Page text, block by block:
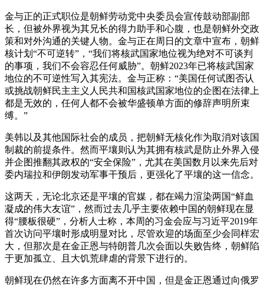
金与正的正式职位是朝鲜劳动党中央委员会宣传鼓动部副部
长，但被外界视为其兄长的得力助手和心腹，也是朝鲜外交政
策和对外沟通的关键人物。金与正在周日的文章中宣布，朝鲜
核计划“不可逆转”，“我们将核武国家地位视为绝对不可谈判
的事项，我们不会容忍任何威胁”。朝鲜2023年已将核武国家
地位的不可逆性写入其宪法。金与正称：“美国任何试图否认
或挑战朝鲜民主主义人民共和国核武国家地位的企图在法律上
都是无效的，任何人都不会被华盛顿单方面的修辞声明所束
缚。”
美韩以及其他国际社会的成员，把朝鲜无核化作为取消对该国
制裁的前提条件。然而平壤则认为其拥有核武是防止外界入侵
并企图推翻其政权的“安全保险”，尤其在美国数月以来先后对
委内瑞拉和伊朗发动军事干预后，更强化了平壤的这一信念。
这两天，无论北京还是平壤的官媒，都在竭力渲染两国“鲜血
凝成的伟大友谊”，然而过去几乎主要依赖中国的朝鲜现在显
得“腰板很硬”，分析人士称，本周的习金会应与习近平2019年
首次访问平壤时形成明显对比，尽管欢迎的场面至少会同样宏
大，但那次是在金正恩与特朗普几次会面以失败告终，朝鲜陷
于更加孤立、且大饥荒肆虐的背景下进行的。
朝鲜现在仍然在许多方面离不开中国，但是金正恩通过向俄罗